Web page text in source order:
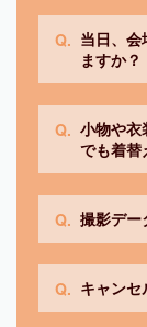
当日、会
ますか？
小物や衣
でも着替
撮影デー
キャンセ